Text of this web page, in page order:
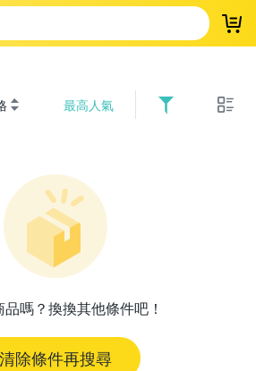
登
最高人氣
嗎？換換其他條件吧！
清除條件再搜尋